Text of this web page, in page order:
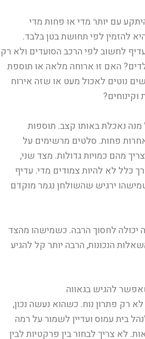
עם יותר מדי או פחות מדי
להזמין לפי תחושת בטן בלבד.
לחשוב לפי הרכב הסועדים ולא רק
האם זו ארוחה מלאה או תוספת
נוטים לאכול מעט או שזה אירוח
נאכלת באותו קצב. תוספות
פחות. סלטים מרשימים על
מהם כמויות גדולות. מצד שני,
כלל לא להיות צמודים מדי. עדיף
ירגיש שהשולחן נגמר מוקדם
יכולה לחסוך הרבה. כשמישהו מהצד
הנכונות, הרבה יותר קל להגיע
להגיש בגאווה
רק פתרון נוח. כשהוא נעשה נכון,
בית עמוס ועדיין לשמור על רמה
לא צריך לבחור בין פרקטיות לבין